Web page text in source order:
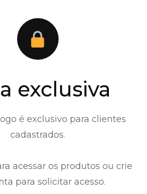
exclusiva
é exclusivo para clientes
cadastrados.
acessar os produtos ou crie
para solicitar acesso.